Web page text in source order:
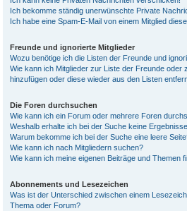
Ich bekomme ständig unerwünschte Private
Ich habe eine Spam-E-Mail von einem Mitglied
Freunde und ignorierte Mitglieder
Wozu benötige ich die Listen der Freunde und
Wie kann ich Mitglieder zur Liste der Freunde oder
hinzufügen oder diese wieder aus den Listen
Die Foren durchsuchen
Wie kann ich ein Forum oder mehrere Foren
Weshalb erhalte ich bei der Suche keine
Warum bekomme ich bei der Suche eine leere
Wie kann ich nach Mitgliedern suchen?
Wie kann ich meine eigenen Beiträge und Themen
Abonnements und Lesezeichen
Was ist der Unterschied zwischen einem
Thema oder Forum?